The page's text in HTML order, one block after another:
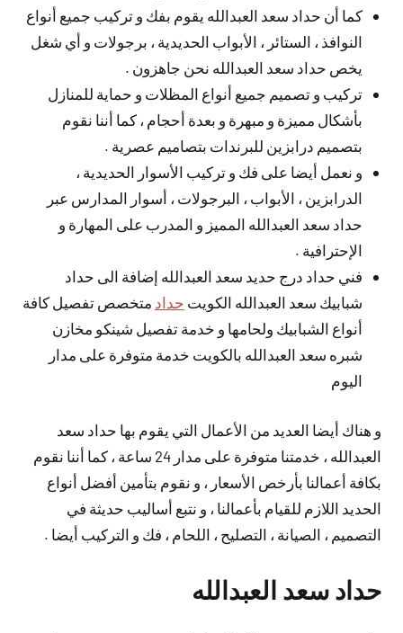
كما أن حداد سعد العبدالله يقوم بفك و تركيب جميع أنواع
النوافذ ، الستائر ، الأبواب الحديدية ، برجولات و أي شغل
يخص حداد سعد العبدالله نحن جاهزون .
تركيب و تصميم جميع أنواع المظلات و حماية للمنازل
بأشكال مميزة و مبهرة و بعدة أحجام ، كما أننا نقوم
بتصميم درابزين للبرندات بتصاميم عصرية .
و نعمل أيضا على فك و تركيب الأسوار الحديدية ،
الدرابزين ، الأبواب ، البرجولات ، أسوار المدارس عبر
حداد سعد العبدالله المميز و المدرب على المهارة و
الإحترافية .
فني حداد درج حديد سعد العبدالله إضافة الى حداد
شبابيك سعد العبدالله الكويت حداد متخصص تفصيل كافة
أنواع الشبابيك ولحامها و خدمة تفصيل شينكو مخازن
شبره سعد العبدالله بالكويت خدمة متوفرة على مدار
اليوم
و هناك أيضا العديد من الأعمال التي يقوم بها حداد سعد
العبدالله ، خدمتنا متوفرة على مدار 24 ساعة ، كما أننا نقوم
بكافة أعمالنا بأرخص الأسعار ، و نقوم بتأمين أفضل أنواع
الحديد اللازم للقيام بأعمالنا ، و نتبع أساليب حديثة في
التصميم ، الصيانة ، التصليح ، اللحام ، فك و التركيب أيضا .
حداد سعد العبدالله